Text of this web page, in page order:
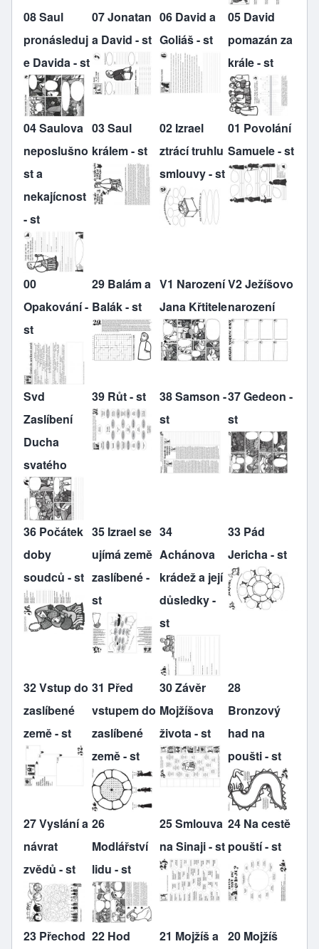
08 Saul
pronásleduj
e Davida - st
07 Jonatan
a David - st
06 David a
Goliáš - st
05 David
pomazán za
krále - st
04 Saulova
neposlušno
st a
nekajícnost
- st
03 Saul
králem - st
02 Izrael
ztrácí truhlu
smlouvy - st
01 Povolání
Samuele - st
00
Opakování -
st
29 Balám a
Balák - st
V1 Narození
Jana Křtitele
V2 Ježíšovo
narození
Svd
Zaslíbení
Ducha
svatého
39 Růt - st
38 Samson -
st
37 Gedeon -
st
36 Počátek
doby
soudců - st
35 Izrael se
ujímá země
zaslíbené -
st
34
Achánova
krádež a její
důsledky -
st
33 Pád
Jericha - st
32 Vstup do
zaslíbené
země - st
31 Před
vstupem do
zaslíbené
země - st
30 Závěr
Mojžíšova
života - st
28
Bronzový
had na
poušti - st
27 Vyslání a
návrat
zvědů - st
26
Modlářství
lidu - st
25 Smlouva
na Sinaji - st
24 Na cestě
pouští - st
23 Přechod 22 Hod
21 Mojžíš a 20 Mojžíš